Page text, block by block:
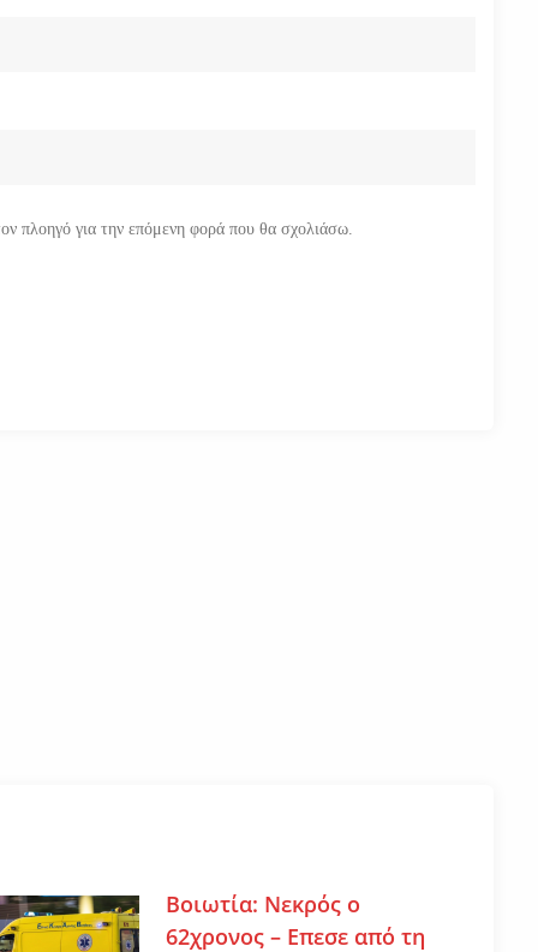
πλοηγό για την επόμενη φορά που θα σχολιάσω.
Βοιωτία: Νεκρός ο
62χρονος – Επεσε από τη